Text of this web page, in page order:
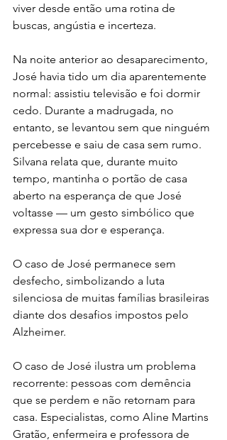
viver desde então uma rotina de
buscas, angústia e incerteza.
Na noite anterior ao desaparecimento,
José havia tido um dia aparentemente
normal: assistiu televisão e foi dormir
cedo. Durante a madrugada, no
entanto, se levantou sem que ninguém
percebesse e saiu de casa sem rumo.
Silvana relata que, durante muito
tempo, mantinha o portão de casa
aberto na esperança de que José
voltasse — um gesto simbólico que
expressa sua dor e esperança.
O caso de José permanece sem
desfecho, simbolizando a luta
silenciosa de muitas famílias brasileiras
diante dos desafios impostos pelo
Alzheimer.
O caso de José ilustra um problema
recorrente: pessoas com demência
que se perdem e não retornam para
casa. Especialistas, como Aline Martins
Gratão, enfermeira e professora de